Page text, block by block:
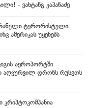
- ვახტანგ კაპანაძე
ტერორისტული
ამერიკას უყენებს
აეროპორტში
აღჭურვილ დრონს რუსეთს
კრიპტოკომპანია